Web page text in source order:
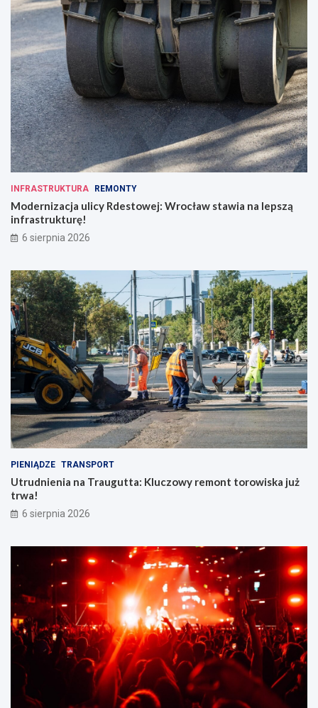
INFRASTRUKTURA REMONTY
Modernizacja ulicy Rdestowej: Wrocław stawia na lepszą
infrastrukturę!
6 sierpnia 2026
PIENIĄDZE TRANSPORT
Utrudnienia na Traugutta: Kluczowy remont torowiska już
trwa!
6 sierpnia 2026